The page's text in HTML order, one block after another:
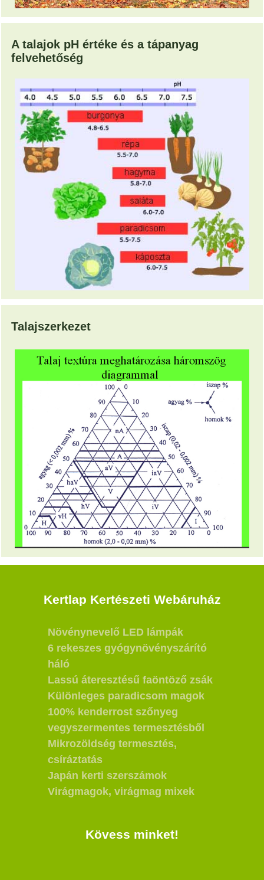
A talajok pH értéke és a tápanyag
felvehetőség
Talajszerkezet
Kertlap Kertészeti Webáruház
Növénynevelő LED lámpák
6 rekeszes gyógynövényszárító
háló
Lassú áteresztésű faöntöző zsák
Különleges paradicsom magok
100% kenderrost szőnyeg
vegyszermentes termesztésből
Mikrozöldség termesztés,
csíráztatás
Japán kerti szerszámok
Virágmagok, virágmag mixek
Kövess minket!